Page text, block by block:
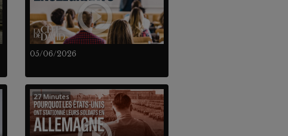
05/06/2026
27 Minutes